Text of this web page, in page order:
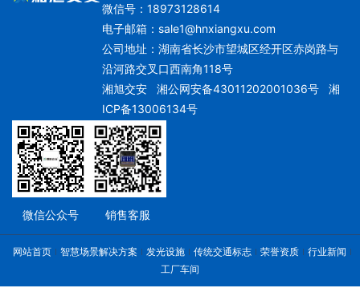
微信号：18973128614
电子邮箱： sale1@hnxiangxu.com
公司地址：湖南省长沙市望城区经开区赤岗路与
沿河路交叉口西南角118号
湘旭交安湘公网安备43011202001036号
湘
ICP备13006134号
微信公众号 销售客服
网站首页 智慧场景解决方案 发光设施 传统交通标志 荣誉资质
行业新闻
工厂车间